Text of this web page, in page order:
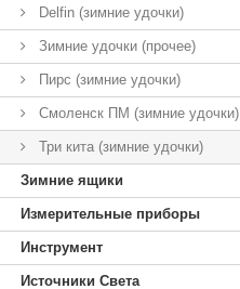
Delfin (зимние удочки)
Зимние удочки (прочее)
Пирс (зимние удочки)
Смоленск ПМ (зимние удочки)
Три кита (зимние удочки)
Зимние ящики
Измерительные приборы
Инструмент
Источники Света